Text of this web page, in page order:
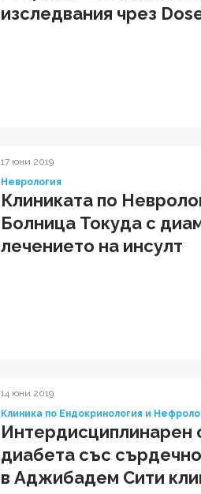
изследвания чрез
17 юни 2019
Неврология
Клиниката по
Болница Токуда с
лечението на инсулт
14 юни 2019
Клиника по Ендокринология и
Интердисциплинарен
диабета със
в Аджибадем Сити